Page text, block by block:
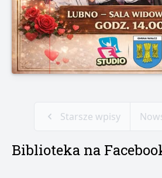
Starsze wpisy
Biblioteka na